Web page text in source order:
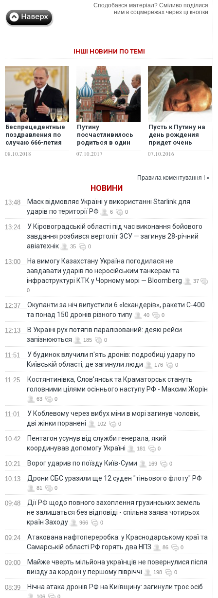
Сподобався матеріал? Сміливо поділися
ним в соцмережах через ці кнопки
ІНШІ НОВИНИ ПО ТЕМІ
Беспрецедентные
поздравления по
случаю 666-летия
08.10.2018
Путину
посчастливилось
родиться в один
выдающимся
07.10.2017
Пусть к Путину на
день рождения
придет очень
07.10.2016
Правила коментування ! »
НОВИНИ
13:48
Маск відмовляє Україні у використанні Starlink для
ударів по території РФ
6 0
13:24
У Кіровоградській області під час виконання бойового
завдання розбився вертоліт ЗСУ — загинув 28-річний
авіатехнік
35 0
13:00
На вимогу Казахстану Україна погодилася не
завдавати ударів по неросійським танкерам та
інфраструктурі КТК у Чорному морі — Bloomberg
37
0
12:37
Окупанти за ніч випустили 6 «Іскандерів», ракети С-400
та понад 150 дронів різного типу
40 0
12:13
В Україні рух потягів паралізований: деякі рейси
запізнюються
185 0
11:51
У будинок влучили п'ять дронів: подробиці удару по
Київській області, де загинули люди
176 0
11:25
Костянтинівка, Слов'янськ та Краматорськ стануть
головними цілями осіннього наступу РФ - Максим Жорін
63 0
11:01
У Коблевому через вибух міни в морі загинув чоловік,
дві жінки поранені
102 0
10:42
Пентагон усунув від служби генерала, який
координував допомогу Україні
181 0
10:21 Ворог ударив по поїзду Київ-Суми 169 0
10:13 Дрони СБС уразили ще 12 суден "тіньового флоту" РФ
81 0
09:48
Дії РФ щодо повного захоплення грузинських земель
не залишаться без відповіді - спільна заява чотирьох
країн Заходу
966 0
09:24
Атакована нафтопереробка: у Краснодарському краї та
Самарській області РФ горять два НПЗ
86 0
09:00
Майже чверть мільйона українців не повернулися після
виїзду за кордон у першому півріччі
198 0
08:39 Нічна атака дронів РФ на Київщину: загинули троє осіб
106 0